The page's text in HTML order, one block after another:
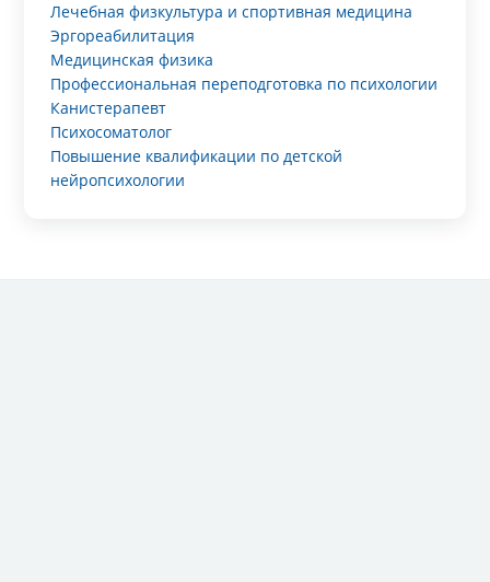
Лечебная физкультура и спортивная медицина
Эргореабилитация
Медицинская физика
Профессиональная переподготовка по психологии
Канистерапевт
Психосоматолог
Повышение квалификации по детской
нейропсихологии